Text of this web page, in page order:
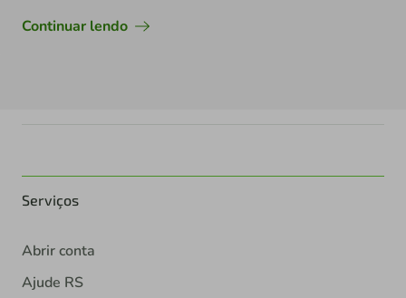
Continuar lendo
Serviços
Abrir conta
Ajude RS